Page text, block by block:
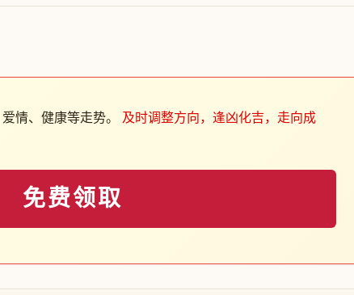
情、健康等走势。 及时调整方向，逢凶化吉，走向成
免费领取